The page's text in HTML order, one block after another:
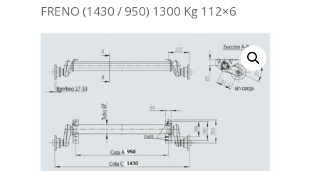
FRENO (1430 / 950) 1300 Kg 112×6